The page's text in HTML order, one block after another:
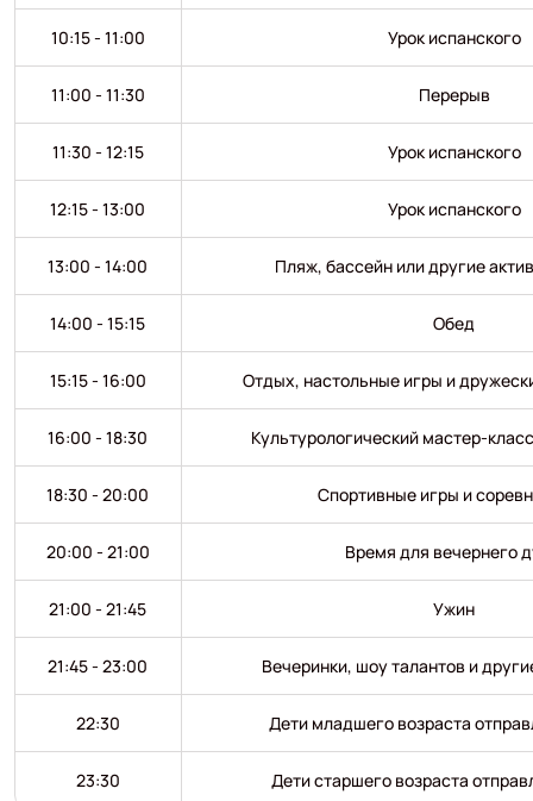
10:15 - 11:00 Урок испанского
11:00 - 11:30 Перерыв
11:30 - 12:15 Урок испанского
12:15 - 13:00 Урок испанского
13:00 - 14:00 Пляж, бассейн или другие
14:00 - 15:15 Обед
15:15 - 16:00 Отдых, настольные игры и
16:00 - 18:30 Культурологический мастер-
18:30 - 20:00 Спортивные игры и
20:00 - 21:00 Время для вечернего
21:00 - 21:45 Ужин
21:45 - 23:00 Вечеринки, шоу талантов и
22:30 Дети младшего возраста
23:30 Дети старшего возраста